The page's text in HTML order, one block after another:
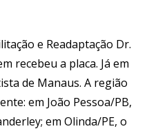
e Readaptação Dr.
recebeu a placa. Já em
de Manaus. A região
em João Pessoa/PB,
em Olinda/PE, o